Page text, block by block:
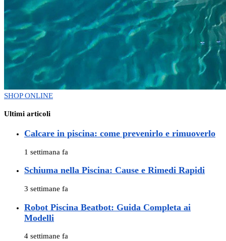
SHOP ONLINE
Ultimi articoli
Calcare in piscina: come prevenirlo e rimuoverlo
1 settimana fa
Schiuma nella Piscina: Cause e Rimedi Rapidi
3 settimane fa
Robot Piscina Beatbot: Guida Completa ai
Modelli
4 settimane fa